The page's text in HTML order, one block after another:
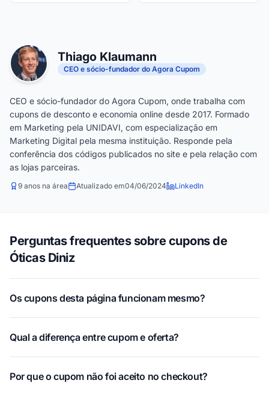
Thiago Klaumann
CEO e sócio-fundador do Agora Cupom
CEO e sócio-fundador do Agora Cupom, onde trabalha com
cupons de desconto e economia online desde 2017. Formado
em Marketing pela UNIDAVI, com especialização em
Marketing Digital pela mesma instituição. Responde pela
conferência dos códigos publicados no site e pela relação com
as lojas parceiras.
9 anos na área Atualizado em04/06/2024 LinkedIn
Perguntas frequentes sobre cupons de
Óticas Diniz
Os cupons desta página funcionam mesmo?
Qual a diferença entre cupom e oferta?
Por que o cupom não foi aceito no checkout?